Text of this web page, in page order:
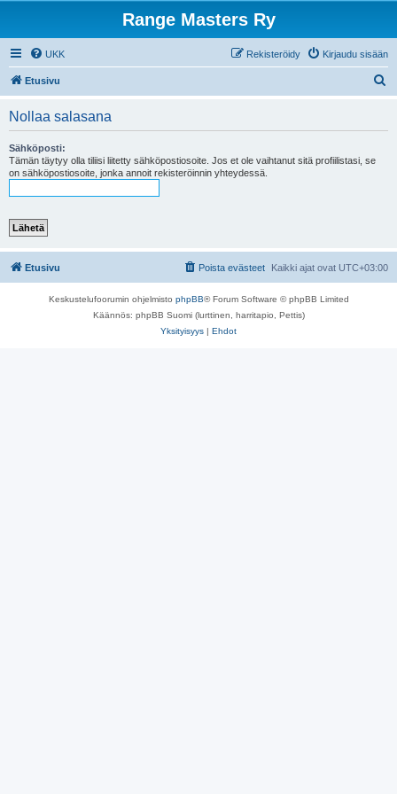
Range Masters Ry
UKK Kirjaudu sisään
Rekisteröidy
Etusivu
Nollaa salasana
Sähköposti:
Tämän täytyy olla tiliisi liitetty sähköpostiosoite. Jos et ole vaihtanut sitä profiilistasi, se
on sähköpostiosoite, jonka annoit rekisteröinnin yhteydessä.
Etusivu Kaikki ajat ovat UTC+03:00
Poista evästeet
Keskustelufoorumin ohjelmisto phpBB® Forum Software © phpBB Limited
Käännös: phpBB Suomi (lurttinen, harritapio, Pettis)
Yksityisyys | Ehdot